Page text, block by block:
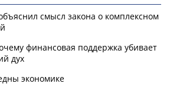
смысл закона о комплексном
финансовая поддержка убивает
дух
экономике